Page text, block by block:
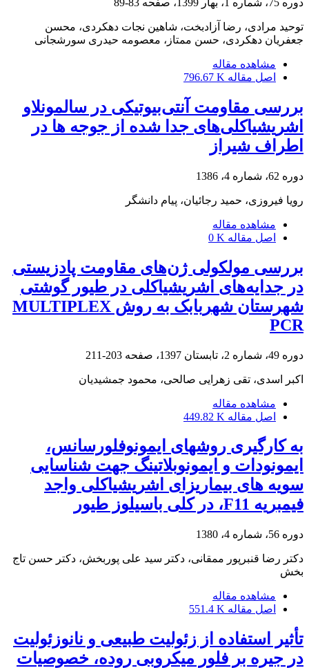
توحید مرادی، رضا آزادبخت، شاهین نجات دهکردی، محسن
جعفریان دهکردی، حسن ممتاز، معصومه حیدری سورشجانی
مشاهده مقاله
اصل مقاله 796.67 K
بررسی مقاومت آنتی‌بیوتیکی در سالمونلاو
اشریشیاکلی‌های جدا شده از جوجه ها در
اطراف شیراز
دوره 62، شماره 4، 1386
رویا فیروزی، حمید رجائیان، پیام دانشگر
مشاهده مقاله
اصل مقاله 0 K
بررسی مولکولی ژن‌های ‌مقاومت پادزیستی
در جدایه‌های اشریشیا‌کلی در طیور گوشتی
شهرستان شهربابک به روش MULTIPLEX
PCR
دوره 49، شماره 2، تابستان 1397، صفحه 203-211
اکبر اسدی، تقی زهرایی صالحی، محمود جمشیدیان
مشاهده مقاله
اصل مقاله 449.82 K
به کارگیری روشهای ایمونوفلورسانس،
ایمونودات و ایمونوبلاتینگ جهت شناسایی
سویه های بیماریزای اشریشیاکلی واجد
فیمبریه F11، در کلی باسیلوز طیور
دوره 56، شماره 4، 1380
دکتر رضا قنبرپور ممقانی، دکتر سید علی پوربخش، دکتر حسن تاج
بخش
مشاهده مقاله
اصل مقاله 551.4 K
تأثیر استفاده از زئولیت طبیعی و نانوزئولیت
در جیره بر فلور میکروبی روده، خصوصیات